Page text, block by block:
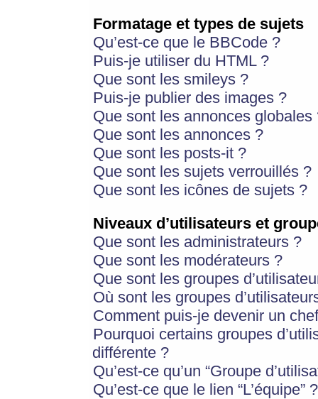
Formatage et types de sujets
Qu’est-ce que le BBCode ?
Puis-je utiliser du HTML ?
Que sont les smileys ?
Puis-je publier des images ?
Que sont les annonces globales
Que sont les annonces ?
Que sont les posts-it ?
Que sont les sujets verrouillés ?
Que sont les icônes de sujets ?
Niveaux d’utilisateurs et
Que sont les administrateurs ?
Que sont les modérateurs ?
Que sont les groupes
Où sont les groupes
Comment puis-je devenir un
Pourquoi certains groupes
différente ?
Qu’est-ce qu’un “Groupe
Qu’est-ce que le lien “L’équipe” ?